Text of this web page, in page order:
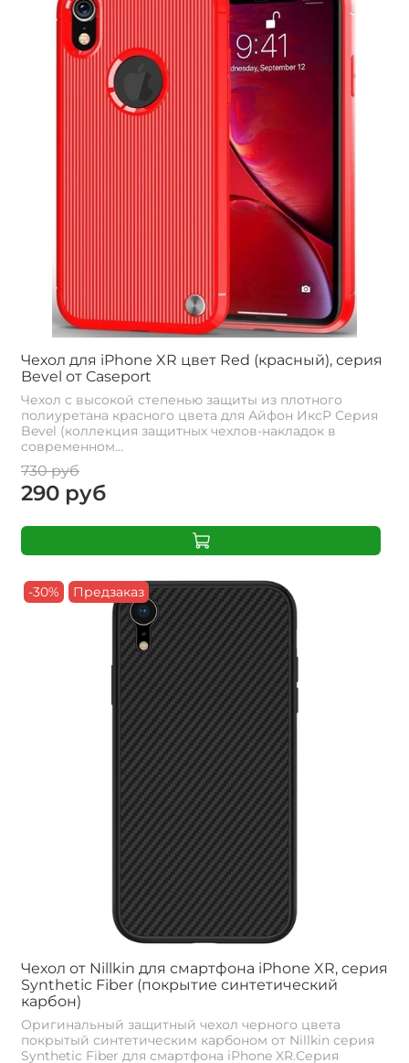
Чехол для iPhone XR цвет Red (красный), серия
Bevel от Caseport
Чехол с высокой степенью защиты из плотного
полиуретана красного цвета для Айфон ИксР Серия
Bevel (коллекция защитных чехлов-накладок в
современном...
730 руб
290 руб
-30% Предзаказ
Чехол от Nillkin для смартфона iPhone XR, серия
Synthetic Fiber (покрытие синтетический
карбон)
Оригинальный защитный чехол черного цвета
покрытый синтетическим карбоном от Nillkin серия
Synthetic Fiber для смартфона iPhone XR.Серия